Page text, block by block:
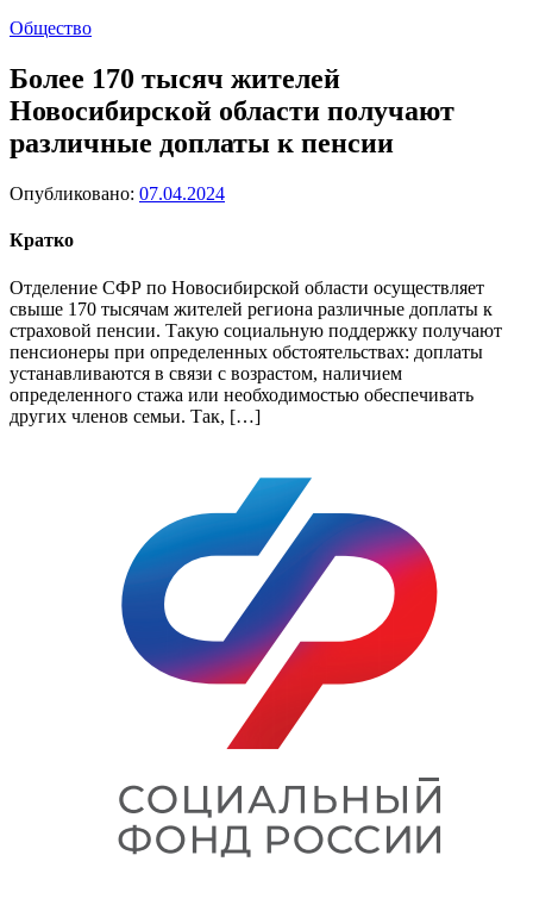
Общество
Более 170 тысяч жителей
Новосибирской области получают
различные доплаты к пенсии
Опубликовано: 07.04.2024
Кратко
Отделение СФР по Новосибирской области осуществляет
свыше 170 тысячам жителей региона различные доплаты к
страховой пенсии. Такую социальную поддержку получают
пенсионеры при определенных обстоятельствах: доплаты
устанавливаются в связи с возрастом, наличием
определенного стажа или необходимостью обеспечивать
других членов семьи. Так, […]